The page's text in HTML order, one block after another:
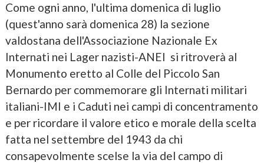
Come ogni anno, l'ultima domenica di luglio
(quest'anno sarà domenica 28) la sezione
valdostana dell'Associazione Nazionale Ex
Internati nei Lager nazisti-ANEI si ritroverà al
Monumento eretto al Colle del Piccolo San
Bernardo per commemorare gli Internati militari
italiani-IMI e i Caduti nei campi di concentramento
e per ricordare il valore etico e morale della scelta
fatta nel settembre del 1943 da chi
consapevolmente scelse la via del campo di